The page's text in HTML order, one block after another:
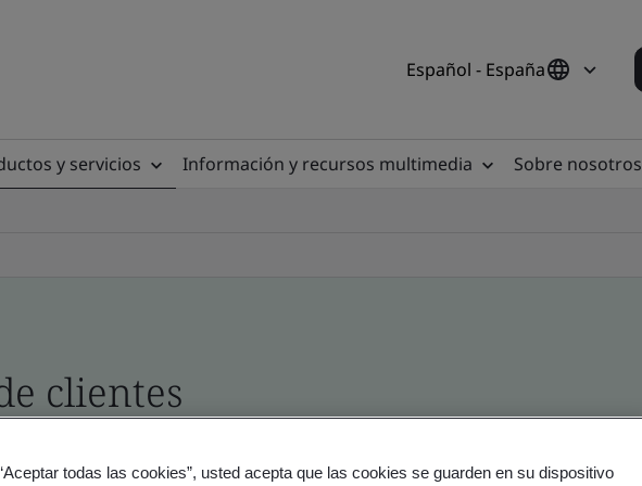
Español - España
y servicios Información y recursos multimedia
Sobre nosotros
clientes
y producto - Validación y Verificación
todas las cookies”, usted acepta que las cookies se guarden en su dispositivo